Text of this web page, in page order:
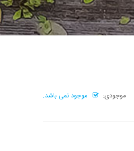
موجودی:
موجود نمی باشد.